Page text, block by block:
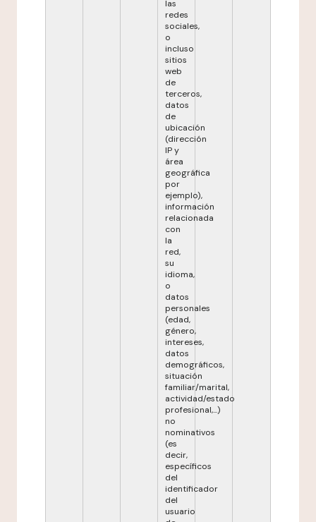
las
redes
sociales,
o
incluso
sitios
web
de
terceros,
datos
de
ubicación
(dirección
IP y
área
geográfica
por
ejemplo),
información
relacionada
con
la
red,
su
idioma,
o
datos
personales
(edad,
género,
intereses,
datos
demográficos,
situación
familiar/marital,
actividad/estado
profesional,...)
no
nominativos
(es
decir,
específicos
del
identificador
del
usuario